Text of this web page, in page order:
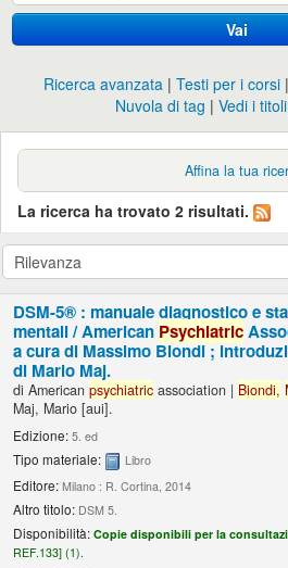
Vai
Ricerca avanzata Testi per i corsi
Nuvola di tag
Vedi i
Affina la tua
La ricerca ha trovato 2 risultati.
DSM-5® : manuale diagnostico e
mentali /American Psychiatric
a cura di Massimo Biondi ;
di Mario Maj.
diAmericanpsychiatric association | Biondi,
Maj, Mario [aui].
Edizione:5. ed
Tipo materiale: Libro
Editore:Milano : R. Cortina, 2014
Altro titolo: DSM 5.
Disponibilità:Copie disponibili per la
REF.133] (1).